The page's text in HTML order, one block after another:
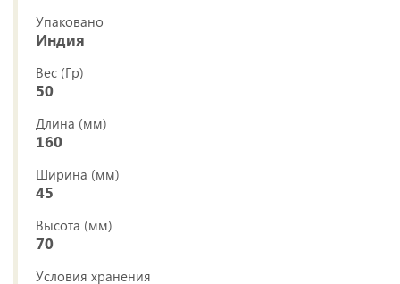
Упаковано
Индия
Вес (Гр)
50
Длина (мм)
160
Ширина (мм)
45
Высота (мм)
70
Условия хранения